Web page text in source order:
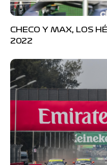
CHECO Y MAX, LOS
2022